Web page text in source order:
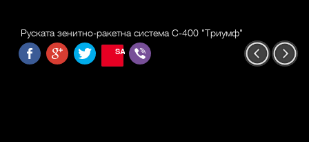
Руската зенитно-ракетна система С-400 "Триумф"
SAVE